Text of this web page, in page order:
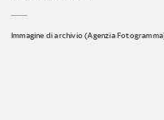
Immagine di archivio (Agenzia